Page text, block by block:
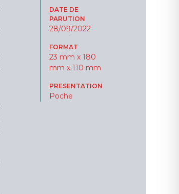
DATE DE
PARUTION
28/09/2022
FORMAT
23 mm x 180
mm x 110 mm
PRESENTATION
Poche